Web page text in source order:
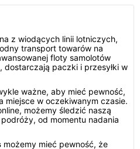
z wiodących linii lotniczych,
transport towarów na
floty samolotów
dostarczają paczki i przesyłki w
ważne, aby mieć pewność,
miejsce w oczekiwanym czasie.
możemy śledzić naszą
od momentu nadania
możemy mieć pewność, że